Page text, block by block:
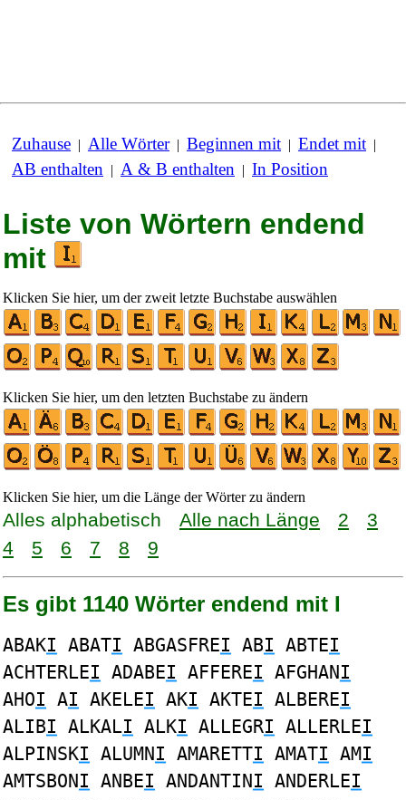
Zuhause | Alle Wörter| Beginnen mit | Endet mit |
AB enthalten | A & B enthalten | In Position
Liste von Wörtern endend
mit
Klicken Sie hier, um der zweit letzte Buchstabe auswählen
Klicken Sie hier, um den letzten Buchstabe zu ändern
Klicken Sie hier, um die Länge der Wörter zu ändern
Alles alphabetisch Alle nach Länge 2
3
4
5 6 7 8 9
Es gibt 1140 Wörter endend mit I
ABAKI ABATI ABGASFREI ABI ABTEI
ACHTERLEI ADABEI AFFEREI AFGHANI
AHOI AI AKELEI AKI AKTEI ALBEREI
ALIBI ALKALI ALKI ALLEGRI ALLERLEI
ALPINSKI ALUMNI AMARETTI AMATI AMI
AMTSBONI ANBEI ANDANTINI ANDERLEI